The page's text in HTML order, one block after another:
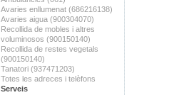
Avaries enllumenat (686216138)
Avaries aigua (900304070)
Recollida de mobles i altres
voluminosos (900150140)
Recollida de restes vegetals
(900150140)
Tanatori (937471203)
Totes les adreces i telèfons
Serveis